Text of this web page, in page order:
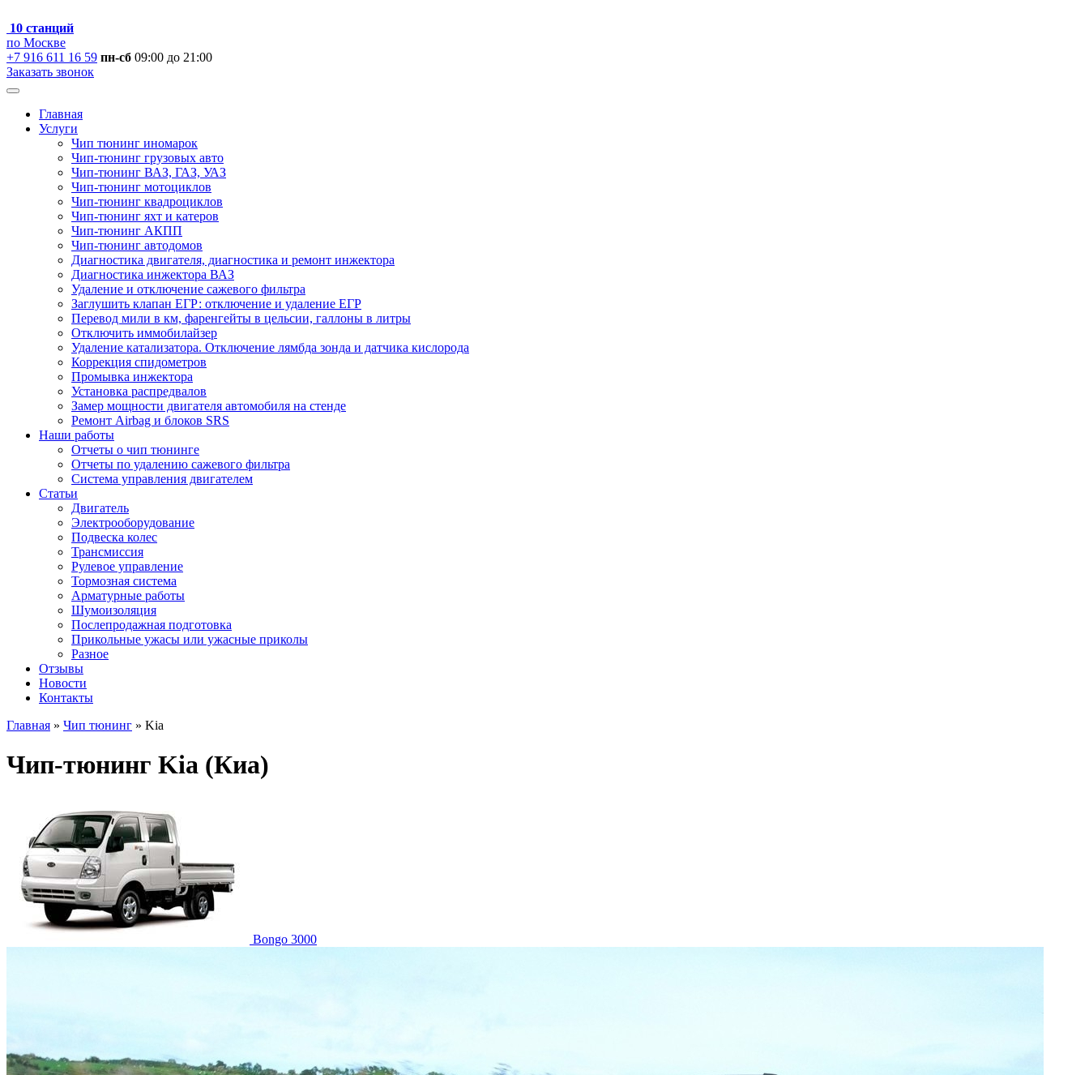
10 станций
по Москве
+7 916 611 16 59 пн-сб 09:00 до 21:00
Заказать звонок
Главная
Услуги
Чип тюнинг иномарок
Чип-тюнинг грузовых авто
Чип-тюнинг ВАЗ, ГАЗ, УАЗ
Чип-тюнинг мотоциклов
Чип-тюнинг квадроциклов
Чип-тюнинг яхт и катеров
Чип-тюнинг АКПП
Чип-тюнинг автодомов
Диагностика двигателя, диагностика и ремонт инжектора
Диагностика инжектора ВАЗ
Удаление и отключение сажевого фильтра
Заглушить клапан ЕГР: отключение и удаление ЕГР
Перевод мили в км, фаренгейты в цельсии, галлоны в литры
Отключить иммобилайзер
Удаление катализатора. Отключение лямбда зонда и датчика кислорода
Коррекция спидометров
Промывка инжектора
Установка распредвалов
Замер мощности двигателя автомобиля на стенде
Ремонт Airbag и блоков SRS
Наши работы
Отчеты о чип тюнинге
Отчеты по удалению сажевого фильтра
Система управления двигателем
Статьи
Двигатель
Электрооборудование
Подвеска колес
Трансмиссия
Рулевое управление
Тормозная система
Арматурные работы
Шумоизоляция
Послепродажная подготовка
Прикольные ужасы или ужасные приколы
Разное
Отзывы
Новости
Контакты
Главная » Чип тюнинг » Kia
Чип-тюнинг Kia (Киа)
Bongo 3000